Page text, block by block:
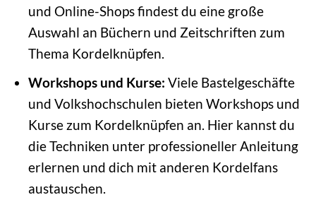
und Online-Shops findest du eine große
Auswahl an Büchern und Zeitschriften zum
Thema Kordelknüpfen.
Workshops und Kurse: Viele Bastelgeschäfte
und Volkshochschulen bieten Workshops und
Kurse zum Kordelknüpfen an. Hier kannst du
die Techniken unter professioneller Anleitung
erlernen und dich mit anderen Kordelfans
austauschen.